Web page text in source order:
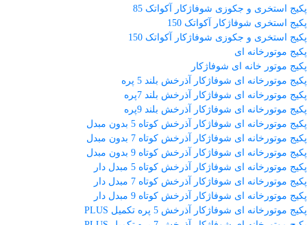
پکیج استخری و جکوزی شوفاژکار آکواتک 85
پکیج استخری شوفاژکار آکواتک 150
پکیج استخری و جکوزی شوفاژکار آکواتک 150
پکیج موتورخانه ای
پکیج موتور خانه ای شوفاژکار
پکیج موتورخانه ای شوفاژکار آذرخش بلند 5 پره
پکیج موتورخانه ای شوفاژکار آذرخش بلند 7پره
پکیج موتورخانه ای شوفاژکار آذرخش بلند 9پره
پکیج موتورخانه ای شوفاژکار آذرخش کوتاه 5 بدون مبدل
پکیج موتورخانه ای شوفاژکار آذرخش کوتاه 7 بدون مبدل
پکیج موتورخانه ای شوفاژکار آذرخش کوتاه 9 بدون مبدل
پکیج موتورخانه ای شوفاژکار آذرخش کوتاه 5 مبدل دار
پکیج موتورخانه ای شوفاژکار آذرخش کوتاه 7 مبدل دار
پکیج موتورخانه ای شوفاژکار آذرخش کوتاه 9 مبدل دار
پکیج موتورخانه ای شوفاژکار آذرخش 5 پره تکمیل PLUS